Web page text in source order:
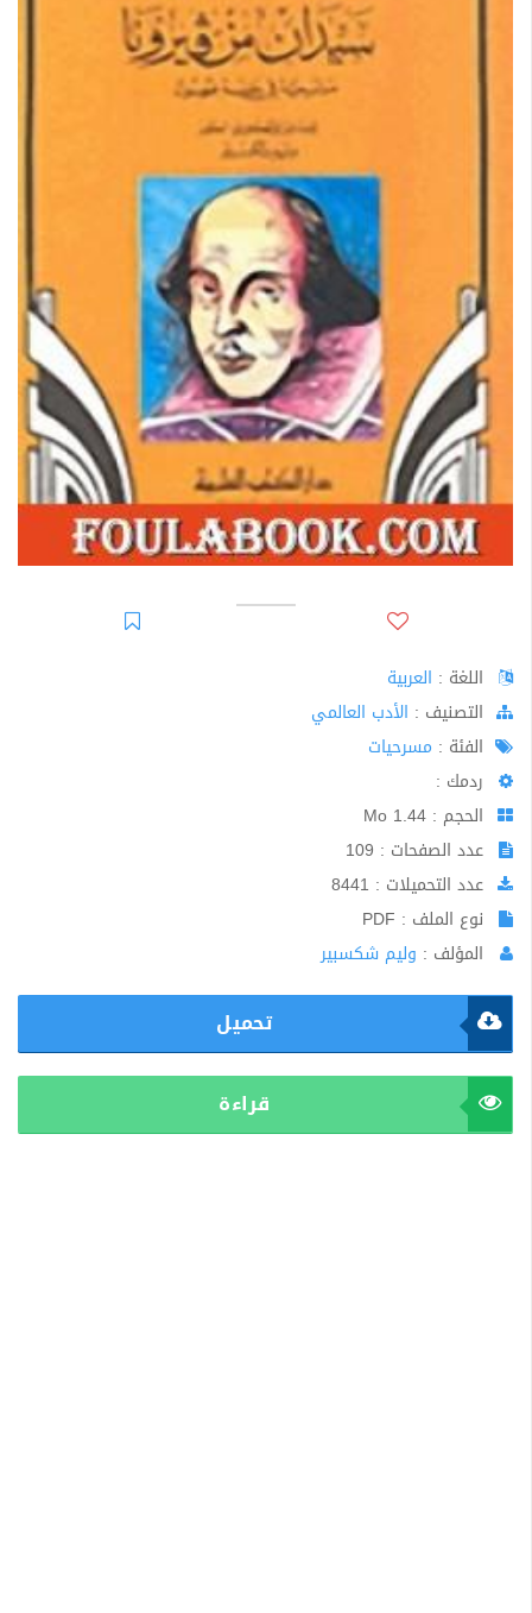
اللغة : العربية
اﻟﺘﺼﻨﻴﻒ : الأدب العالمي
الفئة : مسرحيات
ردمك :
الحجم : 1.44 Mo
عدد الصفحات : 109
عدد التحميلات : 8441
نوع الملف : PDF
المؤلف : وليم شكسبير
تحميل
قراءة